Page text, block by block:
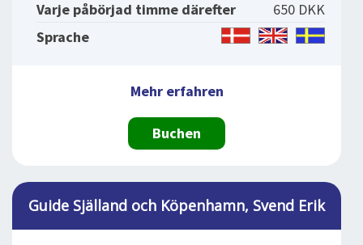
Varje påbörjad timme därefter
650 DKK
Sprache
Mehr erfahren
Buchen
Guide Själland och Köpenhamn, Svend Erik